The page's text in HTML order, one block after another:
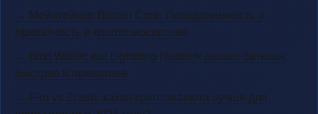
→ Мейнтейнер Bitcoin Core: Псевдонимность и
приватность в криптоэкосистеме
→ Blixt Wallet: как Lightning Network делает биткоин
быстрее и приватнее
→ Firo vs Zcash: какая криптовалюта лучше для